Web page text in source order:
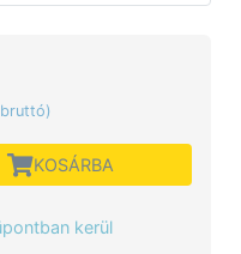
KOSÁRBA
kerül